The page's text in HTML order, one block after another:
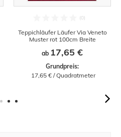
Teppichläufer Läufer Via Veneto
Muster rot 100cm Breite
ab 17,65 €
Grundpreis:
17,65 € / Quadratmeter